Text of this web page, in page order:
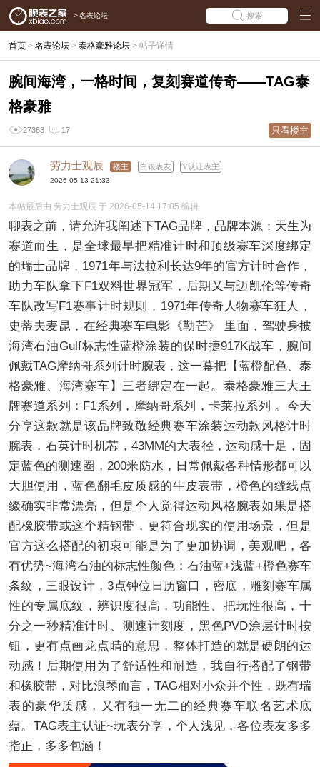
> 名表论坛 搜索
首页 > 名表论坛 > 泰格豪雅论坛 > 帖子详情
腕间海湾，一格时间，复刻赛道传奇——TAG泰
格豪雅
27363 17 只看楼主
劳力士观辰 楼主 白银表友 认证表主
2026-05-13 21:33
本帖最后由 劳力士观辰 于 2026-05-14 17:05 编辑
聊表之前，请允许我阐述下TAG品牌，品牌本源：天生为
赛道而生，是全球最早把精准计时和顶级赛车深度绑定
的瑞士品牌，1971年与法拉利长达9年的官方计时合作，
助力车队拿下F1双料世界冠军，后期又与迈凯伦等传奇
车队改写F1赛事计时规则，1971年传奇人物赛车狂人，
史蒂夫麦昆，在经典赛车电影《勒芒》 里面，驾驶身披
海湾石油Gulf标志性蓝橙涂装的保时捷917K战车，腕间
佩戴TAG摩纳哥系列计时腕表，这一幕把【蓝橙配色、泰
格豪雅、海湾赛车】三者绑定在一起。泰格豪雅三大王
牌赛道系列：F1系列，摩纳哥系列，卡莱拉系列 。今天
分享这款就是该品牌致敬经典赛车涂装运动款风格计时
腕表，石英计时机芯，43MM的大表径，运动感十足，固
定蓝色的测速圈，200米防水，日常佩戴各种情形都可以
大胆使用，蓝色翻毛皮质感的牛皮表带，橙色的缝线点
缀确实非常漂亮，但是个人觉得运动风格腕表如果是搭
配橡胶带或这个精钢带，更符合现实的使用场景，但是
官方这么搭配的初衷可能是为了更加协调，美观吧，各
有优势~海湾石油的标志性颜色：石油蓝+浅蓝+橙色赛车
条纹，三眼设计，3点钟位日历窗口，密底，雕刻赛车属
性的专属底纹，辨识度很高，功能性、把玩性很高，十
分之一秒精准计时、测速计刻度，黑色PVD涂层计时按
钮，更有点画龙点睛的意思，整体打造的就是硬朗的运
动感！后期使用为了舒适性和耐造，我自行搭配了钢带
和橡胶带，对比浪琴而言，TAG相对小众并个性，既有瑞
表的豪华质感，又有独一无二的经典赛车联名艺术底
蕴。TAG表主认证~玩表分享，个人浅见，各位表友多多
指正，多多包涵！